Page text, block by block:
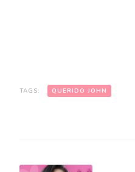
TAGS: QUERIDO JOHN